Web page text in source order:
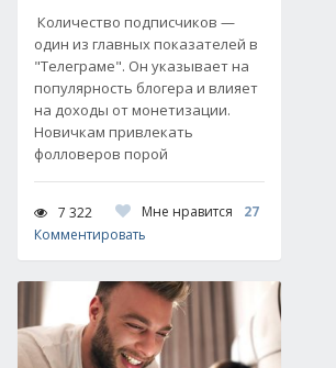
Количество подписчиков —
один из главных показателей в
"Телеграме". Он указывает на
популярность блогера и влияет
на доходы от монетизации.
Новичкам привлекать
фолловеров порой
7 322 Мне нравится
27
Комментировать